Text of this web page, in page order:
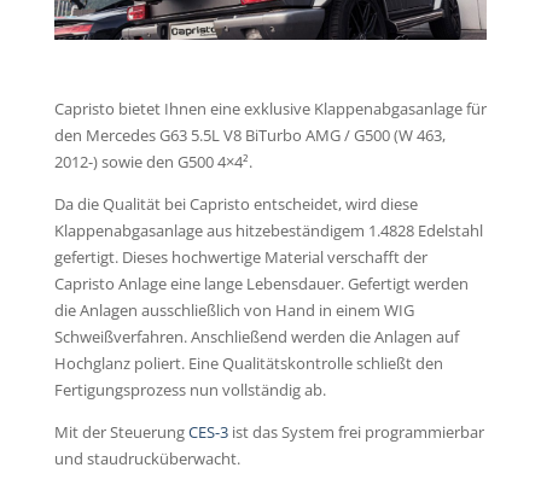
Capristo bietet Ihnen eine exklusive Klappenabgasanlage für
den Mercedes G63 5.5L V8 BiTurbo AMG / G500 (W 463,
2012-) sowie den G500 4×4².
Da die Qualität bei Capristo entscheidet, wird diese
Klappenabgasanlage aus hitzebeständigem 1.4828 Edelstahl
gefertigt. Dieses hochwertige Material verschafft der
Capristo Anlage eine lange Lebensdauer. Gefertigt werden
die Anlagen ausschließlich von Hand in einem WIG
Schweißverfahren. Anschließend werden die Anlagen auf
Hochglanz poliert. Eine Qualitätskontrolle schließt den
Fertigungsprozess nun vollständig ab.
Mit der SteuerungCES-3ist das System frei programmierbar
und staudrucküberwacht.